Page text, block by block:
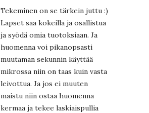
Tekeminen on se tärkein juttu :)
Lapset saa kokeilla ja osallistua
ja syödä omia tuotoksiaan. Ja
huomenna voi pikanopsasti
muutaman sekunnin käyttää
mikrossa niin on taas kuin vasta
leivottua. Ja jos ei muuten
maistu niin ostaa huomenna
kermaa ja tekee laskiaispullia